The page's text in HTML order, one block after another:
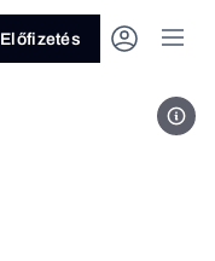
Előfizetés